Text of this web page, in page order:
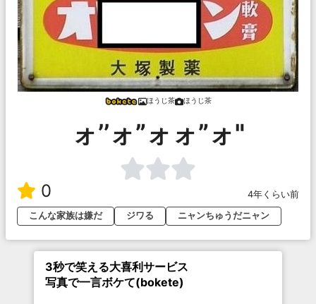
ほうじ茶 ほうじ茶
ォ’’ォ”ォォ”ォ"
0
4年くらい前
こんな家族は嫌だ
ジワる ニャンちゅうだニャン
3秒で笑える大喜利サービス
写真で一言ボケて(bokete)